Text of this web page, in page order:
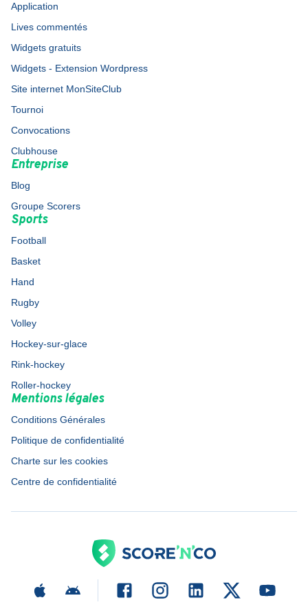
Application
Lives commentés
Widgets gratuits
Widgets - Extension Wordpress
Site internet MonSiteClub
Tournoi
Convocations
Clubhouse
Entreprise
Blog
Groupe Scorers
Sports
Football
Basket
Hand
Rugby
Volley
Hockey-sur-glace
Rink-hockey
Roller-hockey
Mentions légales
Conditions Générales
Politique de confidentialité
Charte sur les cookies
Centre de confidentialité